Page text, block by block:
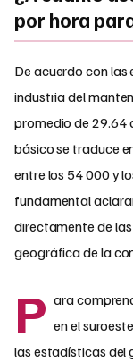
por hora
De acuerdo con las
industria del
promedio de 29.64
básico se traduce
entre los 54 000 y
fundamental
directamente de
geográfica de la
P ara
en el
las estadísticas del